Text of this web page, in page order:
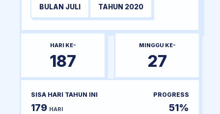
BULAN JULI TAHUN 2020
HARI KE-
187
MINGGU KE-
27
SISA HARI TAHUN INI
179 HARI
PROGRESS
51%